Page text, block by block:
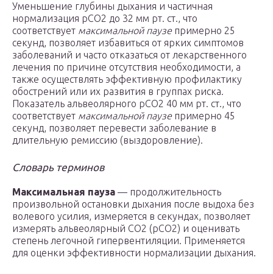
Уменьшение глубины дыхания и частичная
нормализация рСО2 до 32 мм рт. ст., что
соответствует максимальной паузепримерно 25
секунд, позволяет избавиться от ярких симптомов
заболеваний и часто отказаться от лекарственного
лечения по причине отсутствия необходимости, а
также осуществлять эффективную профилактику
обострений или их развития в группах риска.
Показатель альвеолярного рСО2 40 мм рт. ст., что
соответствует максимальной паузепримерно 45
секунд, позволяет перевести заболевание в
длительную ремиссию (выздоровление).
Словарь терминов
Максимальная пауза — продолжительность
произвольной остановки дыхания после выдоха без
волевого усилия, измеряется в секундах, позволяет
измерять альвеолярный СО2 (рСО2) и оценивать
степень легочной гипервентиляции. Применяется
для оценки эффективности нормализации дыхания.